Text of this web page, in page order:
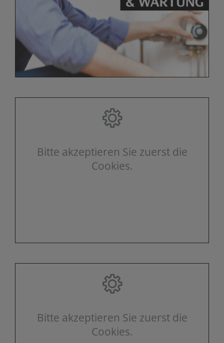
Bitte akzeptieren Sie zuerst die
Cookies.
Bitte akzeptieren Sie zuerst die
Cookies.